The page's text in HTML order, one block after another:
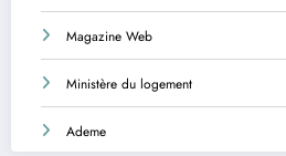
Magazine Web
Ministère du logement
Ademe